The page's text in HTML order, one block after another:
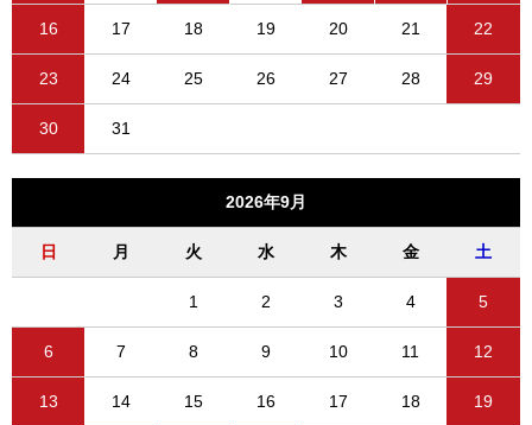
16 17 18 19 20 21 22
23 24 25 26 27 28 29
30 31
2026年9月
日 月 火 水 木 金 土
1 2 3 4 5
6 7 8 9 10 11 12
13 14 15 16 17 18 19